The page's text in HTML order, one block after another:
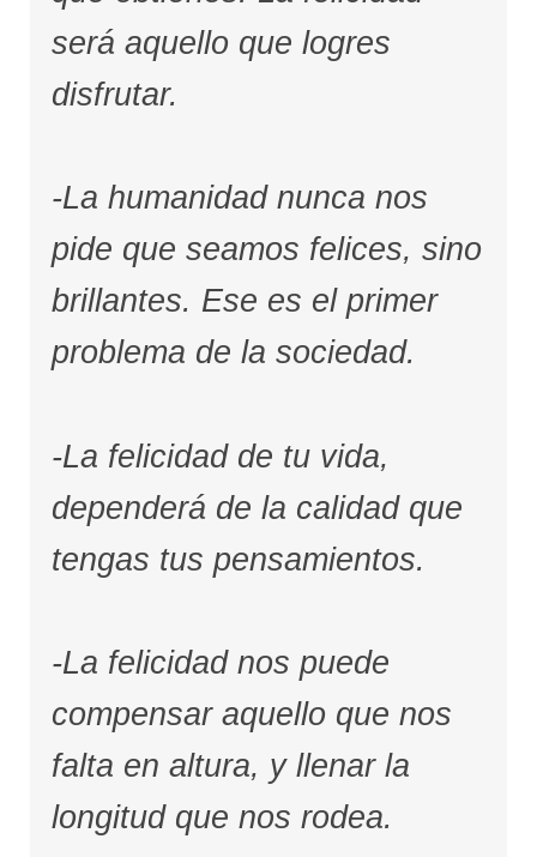
será aquello que logres
disfrutar.
-La humanidad nunca nos
pide que seamos felices, sino
brillantes. Ese es el primer
problema de la sociedad.
-La felicidad de tu vida,
dependerá de la calidad que
tengas tus pensamientos.
-La felicidad nos puede
compensar aquello que nos
falta en altura, y llenar la
longitud que nos rodea.